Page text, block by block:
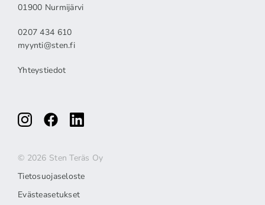
01900 Nurmijärvi
0207 434 610
myynti@sten.fi
Yhteystiedot
© 2026 Sten Teräs Oy
Tietosuojaseloste
Evästeasetukset